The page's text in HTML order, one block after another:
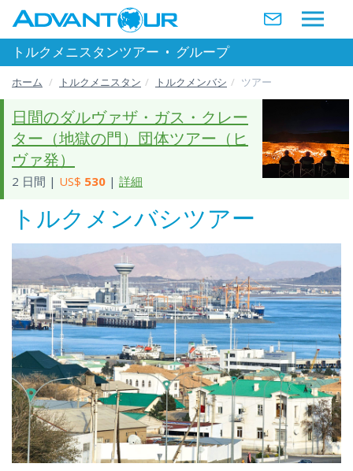
トルクメニスタンツアー • グループ
ホーム トルクメニスタン トルクメンバシ ツアー
日間のダルヴァザ・ガス・クレー
ター（地獄の門）団体ツアー（ヒ
ヴァ発）
2 日間 | US$ 530 | 詳細
トルクメンバシツアー